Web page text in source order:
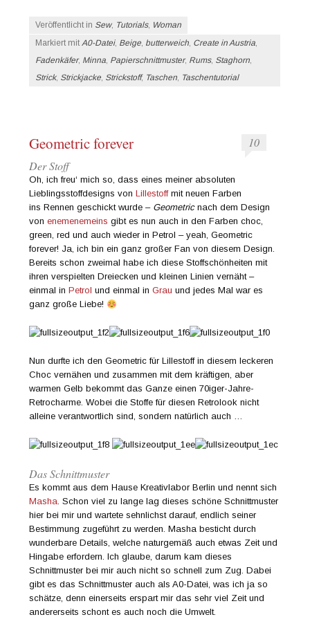
Veröffentlicht in Sew, Tutorials, Woman
Markiert mitA0-Datei, Beige, butterweich, Create in Austria,
Fadenkäfer, Minna, Papierschnittmuster, Rums, Staghorn,
Strick, Strickjacke, Strickstoff, Taschen, Taschentutorial
Geometric forever
10
Der Stoff
Oh, ich freu‘ mich so, dass eines meiner absoluten
Lieblingsstoffdesigns vonLillestoffmit neuen Farben
ins Rennen geschickt wurde – Geometricnach dem Design
vonenemenemeins gibt es nun auch in den Farben choc,
green, red und auch wieder in Petrol – yeah, Geometric
forever! Ja, ich bin ein ganz großer Fan von diesem Design.
Bereits schon zweimal habe ich diese Stoffschönheiten mit
ihren verspielten Dreiecken und kleinen Linien vernäht –
einmal inPetrol und einmal inGrau und jedes Mal war es
ganz große Liebe!
Nun durfte ich den Geometric für Lillestoff in diesem leckeren
Choc vernähen und zusammen mit dem kräftigen, aber
warmen Gelb bekommt das Ganze einen 70iger-Jahre-
Retrocharme. Wobei die Stoffe für diesen Retrolook nicht
alleine verantwortlich sind, sondern natürlich auch …
Das Schnittmuster
Es kommt aus dem Hause Kreativlabor Berlin und nennt sich
Masha. Schon viel zu lange lag dieses schöne Schnittmuster
hier bei mir und wartete sehnlichst darauf, endlich seiner
Bestimmung zugeführt zu werden. Masha besticht durch
wunderbare Details, welche naturgemäß auch etwas Zeit und
Hingabe erfordern. Ich glaube, darum kam dieses
Schnittmuster bei mir auch nicht so schnell zum Zug. Dabei
gibt es das Schnittmuster auch als A0-Datei, was ich ja so
schätze, denn einerseits erspart mir das sehr viel Zeit und
andererseits schont es auch noch die Umwelt.